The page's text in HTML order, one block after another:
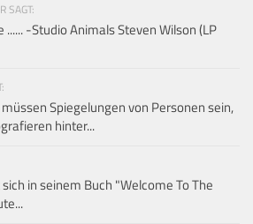
SAGT:
...... -Studio Animals Steven Wilson (LP
Spiegelungen von Personen sein,
hinter...
in seinem Buch "Welcome To The